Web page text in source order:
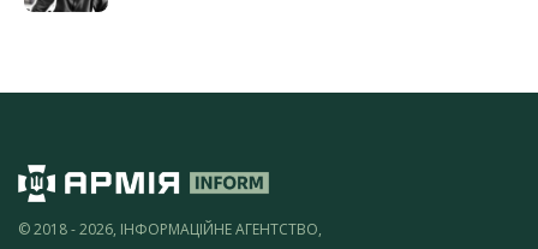
© 2018 - 2026, ІНФОРМАЦІЙНЕ АГЕНТСТВО,